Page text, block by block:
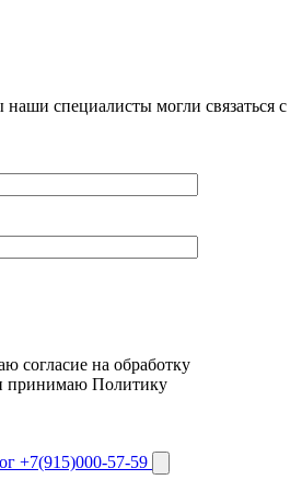
специалисты могли связаться с
согласие на обработку
принимаю Политику
+7(915)000-57-59